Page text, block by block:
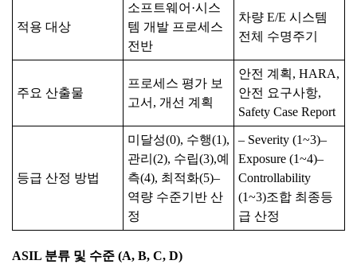
적용 대상
소프트웨어·시스
템 개발 프로세스
전반
차량 E/E 시스템
전체 수명주기
주요 산출물
프로세스 평가 보
고서, 개선 계획
안전 계획, HARA,
안전 요구사항,
Safety Case Report
등급 산정 방법
미달성(0), 수행(1),
관리(2), 수립(3),예
측(4), 최적화(5)–
역량 수준기반 산
정
– Severity (1~3)–
Exposure (1~4)–
Controllability
(1~3)조합 최종등
급 산정
ASIL 분류 및 수준 (A, B, C, D)